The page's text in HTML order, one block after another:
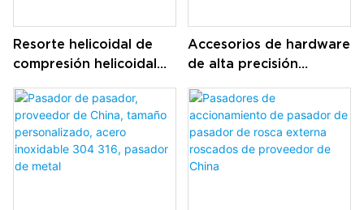
Resorte helicoidal de
compresión helicoidal
para varios tipos
Accesorios de hardware
de alta precisión
Pasadores de
posicionamiento de
metal giratorio CNC
Pernos de acero